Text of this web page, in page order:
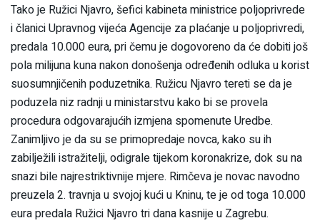
Tako je Ružici Njavro, šefici kabineta ministrice poljoprivrede
i članici Upravnog vijeća Agencije za plaćanje u poljoprivredi,
predala 10.000 eura, pri čemu je dogovoreno da će dobiti još
pola milijuna kuna nakon donošenja određenih odluka u korist
suosumnjičenih poduzetnika. Ružicu Njavro tereti se da je
poduzela niz radnji u ministarstvu kako bi se provela
procedura odgovarajućih izmjena spomenute Uredbe.
Zanimljivo je da su se primopredaje novca, kako su ih
zabilježili istražitelji, odigrale tijekom koronakrize, dok su na
snazi bile najrestriktivnije mjere. Rimčeva je novac navodno
preuzela 2. travnja u svojoj kući u Kninu, te je od toga 10.000
eura predala Ružici Njavro tri dana kasnije u Zagrebu.